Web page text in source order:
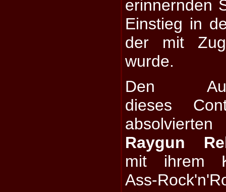
erinnernden
Einstieg in
der mit
wurde.
Den
dieses
absolvierten
Raygun
mit ihrem
Ass-